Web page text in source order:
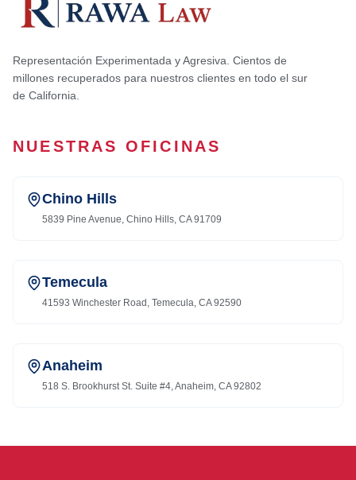
Representación Experimentada y Agresiva. Cientos de
millones recuperados para nuestros clientes en todo el sur
de California.
NUESTRAS OFICINAS
Chino Hills
5839 Pine Avenue, Chino Hills, CA 91709
Temecula
41593 Winchester Road, Temecula, CA 92590
Anaheim
518 S. Brookhurst St. Suite #4, Anaheim, CA 92802